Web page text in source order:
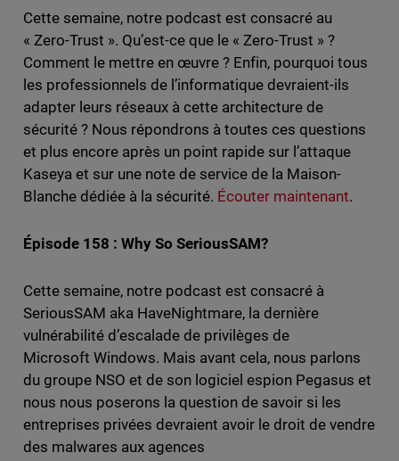
Cette semaine, notre podcast est consacré au
« Zero-Trust ». Qu’est-ce que le « Zero-Trust » ?
Comment le mettre en œuvre ? Enfin, pourquoi tous
les professionnels de l’informatique devraient-ils
adapter leurs réseaux à cette architecture de
sécurité ? Nous répondrons à toutes ces questions
et plus encore après un point rapide sur l’attaque
Kaseya et sur une note de service de la Maison-
Blanche dédiée à la sécurité. Écouter maintenant.
Épisode 158 : Why So SeriousSAM?
Cette semaine, notre podcast est consacré à
SeriousSAM aka HaveNightmare, la dernière
vulnérabilité d’escalade de privilèges de
Microsoft Windows. Mais avant cela, nous parlons
du groupe NSO et de son logiciel espion Pegasus et
nous nous poserons la question de savoir si les
entreprises privées devraient avoir le droit de vendre
des malwares aux agences